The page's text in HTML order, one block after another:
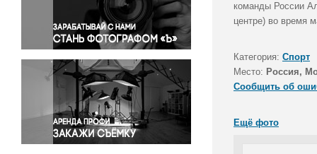
Правосудие
Происшествия и конфликты
Религия
Светская жизнь
Спорт
Экология
Экономика и бизнес
команды России
центре) во время
Категория: Спорт
Место: Россия,
Сообщить об
Ещё фото